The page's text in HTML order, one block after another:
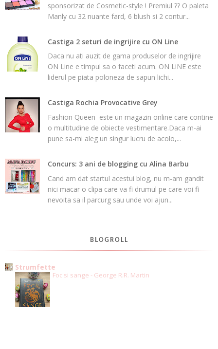
sponsorizat de Cosmetic-style ! Premiul ?? O paleta
Manly cu 32 nuante fard, 6 blush si 2 contur...
Castiga 2 seturi de ingrijire cu ON Line
Daca nu ati auzit de gama produselor de ingrijire
ON Line e timpul sa o faceti acum. ON LiNE este
liderul pe piata poloneza de sapun lichi...
Castiga Rochia Provocative Grey
Fashion Queen este un magazin online care contine
o multitudine de obiecte vestimentare.Daca m-ai
pune sa-mi aleg un singur lucru de acolo,...
Concurs: 3 ani de blogging cu Alina Barbu
Cand am dat startul acestui blog, nu m-am gandit
nici macar o clipa care va fi drumul pe care voi fi
nevoita sa il parcurg sau unde voi ajun...
BLOGROLL
Strumfette
Foc si sange - George R.R. Martin